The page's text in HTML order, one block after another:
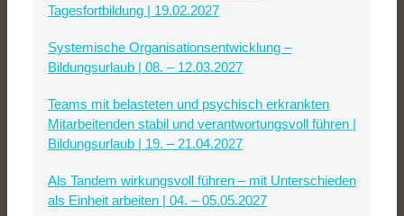
Tagesfortbildung | 19.02.2027
Systemische Organisationsentwicklung –
Bildungsurlaub | 08. – 12.03.2027
Teams mit belasteten und psychisch erkrankten
Mitarbeitenden stabil und verantwortungsvoll führen |
Bildungsurlaub | 19. – 21.04.2027
Als Tandem wirkungsvoll führen – mit Unterschieden
als Einheit arbeiten | 04. – 05.05.2027